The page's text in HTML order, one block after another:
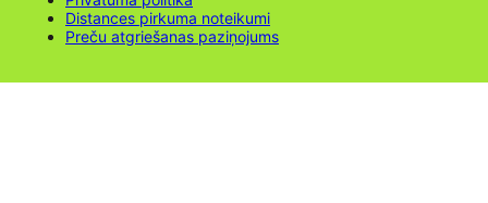
Distances pirkuma noteikumi
Preču atgriešanas paziņojums